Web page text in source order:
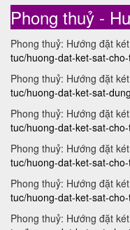
Phong thuỷ -
Phong thuỷ: Hướng đặt
tuc/huong-dat-ket-sat-
Phong thuỷ: Hướng đặt
tuc/huong-dat-ket-sat-
Phong thuỷ: Hướng đặt
tuc/huong-dat-ket-sat-
Phong thuỷ: Hướng đặt
tuc/huong-dat-ket-sat-
Phong thuỷ: Hướng đặt
tuc/huong-dat-ket-sat-
Phong thuỷ: Hướng đặt